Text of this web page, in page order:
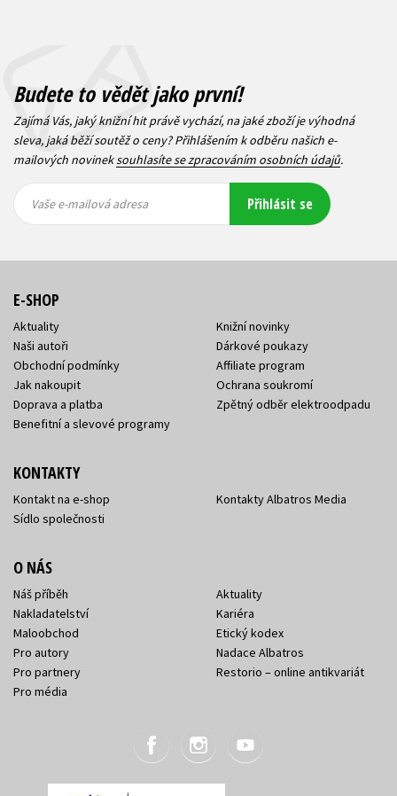
Budete to vědět jako první!
Zajímá Vás, jaký knižní hit právě vychází, na jaké zboží je výhodná
sleva, jaká běží soutěž o ceny? Přihlášením k odběru našich e-
mailových novineksouhlasíte se zpracováním osobních údajů.
mailová
mailová
Vaše e-mailová adresa Přihlásit se
E-SHOP
Aktuality
Naši autoři
Obchodní podmínky
Jak nakoupit
Doprava a platba
Benefitní a slevové programy
Knižní novinky
Dárkové poukazy
Affiliate program
Ochrana soukromí
Zpětný odběr elektroodpadu
KONTAKTY
Kontakt na e-shop
Sídlo společnosti
Kontakty Albatros Media
O NÁS
Náš příběh
Nakladatelství
Maloobchod
Pro autory
Pro partnery
Pro média
Aktuality
Kariéra
Etický kodex
Nadace Albatros
Restorio – online antikvariát